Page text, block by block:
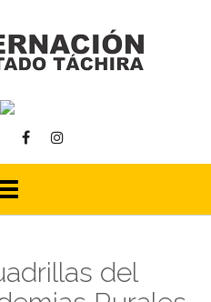
del